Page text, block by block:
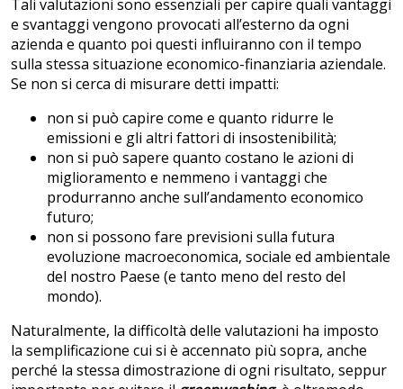
Tali valutazioni sono essenziali per capire quali vantaggi
e svantaggi vengono provocati all’esterno da ogni
azienda e quanto poi questi influiranno con il tempo
sulla stessa situazione economico-finanziaria aziendale.
Se non si cerca di misurare detti impatti:
non si può capire come e quanto ridurre le
emissioni e gli altri fattori di insostenibilità;
non si può sapere quanto costano le azioni di
miglioramento e nemmeno i vantaggi che
produrranno anche sull’andamento economico
futuro;
non si possono fare previsioni sulla futura
evoluzione macroeconomica, sociale ed ambientale
del nostro Paese (e tanto meno del resto del
mondo).
Naturalmente, la difficoltà delle valutazioni ha imposto
la semplificazione cui si è accennato più sopra, anche
perché la stessa dimostrazione di ogni risultato, seppur